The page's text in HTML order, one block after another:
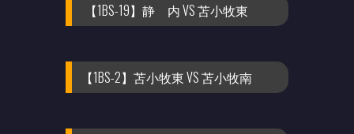
【1BS-19】静 内 VS 苫小牧東
【1BS-2】苫小牧東 VS 苫小牧南